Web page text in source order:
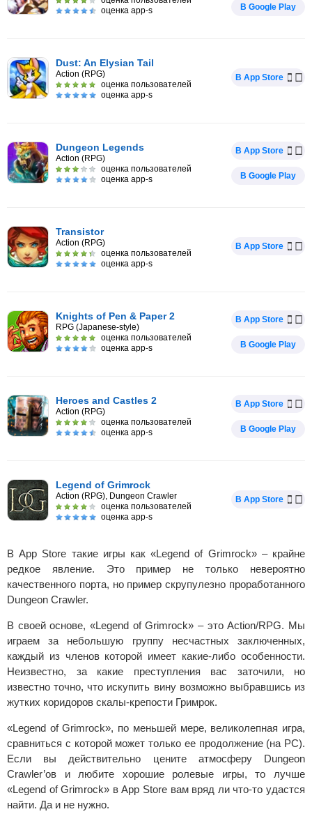
оценка app-s
В Google Play
Dust: An Elysian Tail
Action (RPG)
оценка пользователей
оценка app-s
В App Store
Dungeon Legends
Action (RPG)
оценка пользователей
оценка app-s
В App Store
В Google Play
Transistor
Action (RPG)
оценка пользователей
оценка app-s
В App Store
Knights of Pen & Paper 2
RPG (Japanese-style)
оценка пользователей
оценка app-s
В App Store
В Google Play
Heroes and Castles 2
Action (RPG)
оценка пользователей
оценка app-s
В App Store
В Google Play
Legend of Grimrock
Action (RPG), Dungeon Crawler
оценка пользователей
оценка app-s
В App Store
В App Store такие игры как «Legend of Grimrock» – крайне
редкое явление. Это пример не только невероятно
качественного порта, но пример скрупулезно проработанного
Dungeon Crawler.
В своей основе, «Legend of Grimrock» – это Action/RPG. Мы
играем за небольшую группу несчастных заключенных,
каждый из членов которой имеет какие-либо особенности.
Неизвестно, за какие преступления вас заточили, но
известно точно, что искупить вину возможно выбравшись из
жутких коридоров скалы-крепости Гримрок.
«Legend of Grimrock», по меньшей мере, великолепная игра,
сравниться с которой может только ее продолжение (на PC).
Если вы действительно цените атмосферу Dungeon
Crawler’ов и любите хорошие ролевые игры, то лучше
«Legend of Grimrock» в App Store вам вряд ли что-то удастся
найти. Да и не нужно.